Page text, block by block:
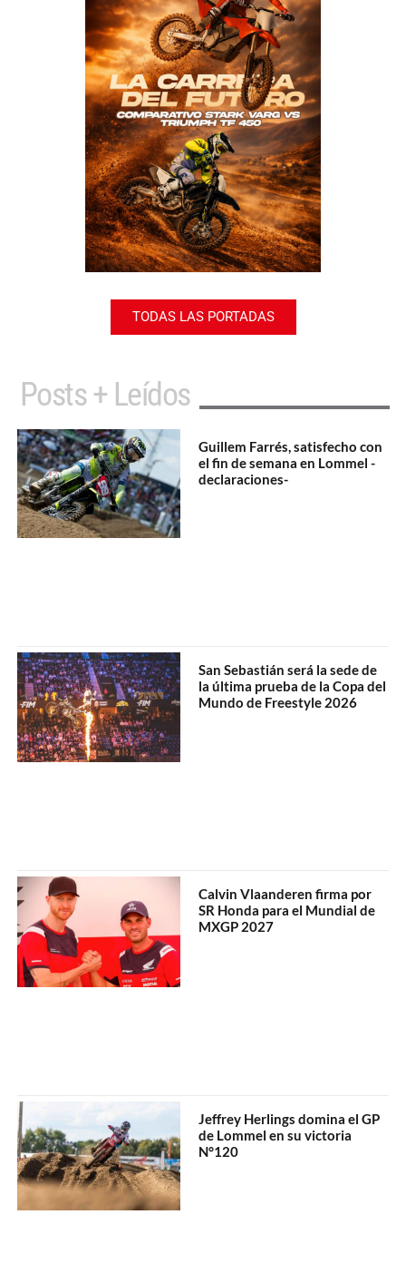
TODAS LAS PORTADAS
Posts + Leídos
Guillem Farrés, satisfecho con
el fin de semana en Lommel -
declaraciones-
San Sebastián será la sede de
la última prueba de la Copa del
Mundo de Freestyle 2026
Calvin Vlaanderen firma por
SR Honda para el Mundial de
MXGP 2027
Jeffrey Herlings domina el GP
de Lommel en su victoria
N°120